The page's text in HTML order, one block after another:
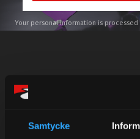
Samtycke
Your personal information is
Telefonsupport: